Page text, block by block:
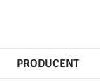
PRODUCENT